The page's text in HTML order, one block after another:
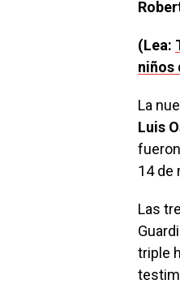
(Lea:
niños
La
Luis
14 de
Las
triple